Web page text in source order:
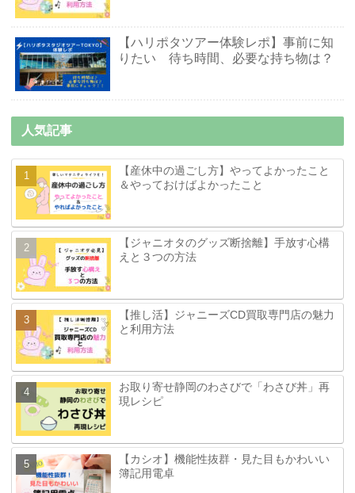
【ハリポタツアー体験レポ】事前に知
りたい 待ち時間、必要な持ち物は？
人気記事
【産休中の過ごし方】やってよかったこと
＆やっておけばよかったこと
【ジャニオタのグッズ断捨離】手放す心構
えと３つの方法
【推し活】ジャニーズCD買取専門店の魅力
と利用方法
お取り寄せ静岡のわさびで「わさび丼」再
現レシピ
【カシオ】機能性抜群・見た目もかわいい
簿記用電卓